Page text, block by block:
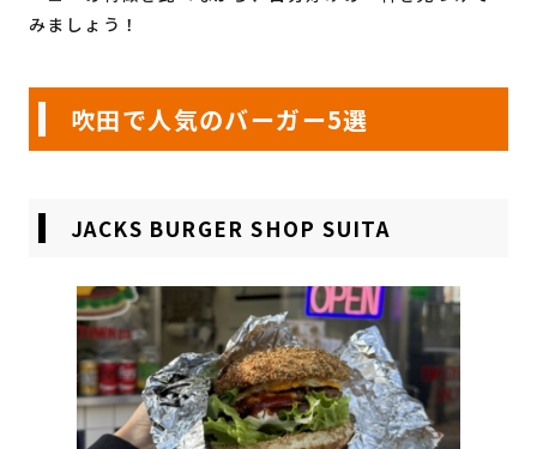
みましょう！
吹田で人気のバーガー5選
JACKS BURGER SHOP SUITA